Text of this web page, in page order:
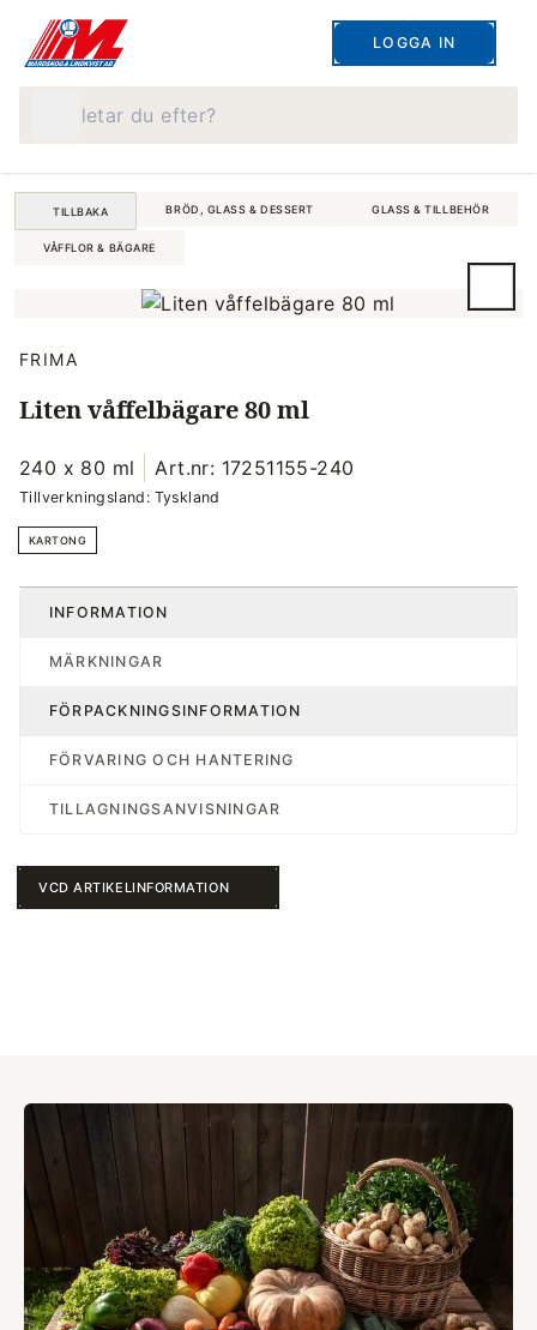
LOGGA IN
TILLBAKA BRÖD, GLASS & DESSERT GLASS & TILLBEHÖR
VÅFFLOR & BÄGARE
FRIMA
Liten våffelbägare 80 ml
240 x 80 ml Art.nr: 17251155-240
Tillverkningsland: Tyskland
KARTONG
INFORMATION
MÄRKNINGAR
FÖRPACKNINGSINFORMATION
FÖRVARING OCH HANTERING
TILLAGNINGSANVISNINGAR
VCD ARTIKELINFORMATION